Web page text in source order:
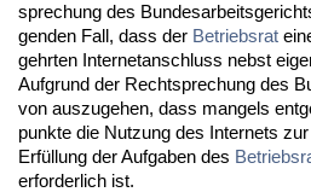
spre­chung des
gen­den Fall, dass der Be­triebs­rat
gehr­ten In­ter­net­an­schluss nebst
Auf­grund der Recht­spre­chung des
von aus­zu­ge­hen, dass man­gels
punk­te die Nut­zung des In­ter­nets
Erfüllung der Auf­ga­ben des
er­for­der­lich ist.